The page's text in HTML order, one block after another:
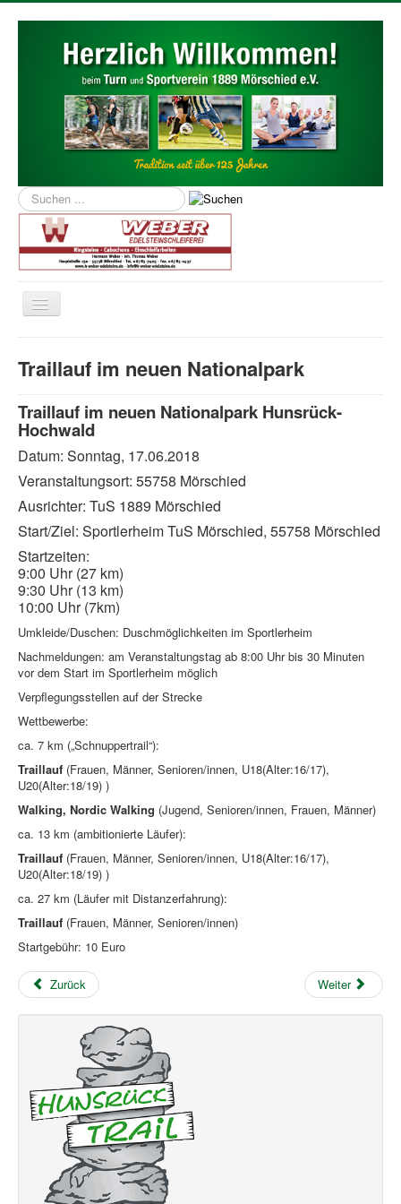
Suchen
...
Navigation
an/aus
Über uns
News
Laufen
Bildergalerie
Benutzer
Kontakt
Impressum
Aktuelle Seite: Startseite Laufen
Hunsrück Trail
Traillauf im neuen Nationalpark
Traillauf im neuen Nationalpark
Traillauf im neuen Nationalpark Hunsrück-
Hochwald
Datum: Sonntag, 17.06.2018
Veranstaltungsort: 55758 Mörschied
Ausrichter: TuS 1889 Mörschied
Start/Ziel: Sportlerheim TuS Mörschied, 55758 Mörschied
Startzeiten:
9:00 Uhr (27 km)
9:30 Uhr (13 km)
10:00 Uhr (7km)
Umkleide/Duschen: Duschmöglichkeiten im Sportlerheim
Nachmeldungen: am Veranstaltungstag ab 8:00 Uhr bis 30 Minuten
vor dem Start im Sportlerheim möglich
Verpflegungsstellen auf der Strecke
Wettbewerbe:
ca. 7 km („Schnuppertrail“):
Traillauf (Frauen, Männer, Senioren/innen, U18(Alter:16/17),
U20(Alter:18/19) )
Walking, Nordic Walking (Jugend, Senioren/innen, Frauen, Männer)
ca. 13 km (ambitionierte Läufer):
Traillauf (Frauen, Männer, Senioren/innen, U18(Alter:16/17),
U20(Alter:18/19) )
ca. 27 km (Läufer mit Distanzerfahrung):
Traillauf (Frauen, Männer, Senioren/innen)
Startgebühr: 10 Euro
Zurück Weiter